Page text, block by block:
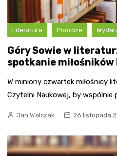
Literatura Podróże
Góry Sowie w
spotkanie miłośników
W miniony czwartek miłośnicy
Czytelni Naukowej, by wspólnie
Jan Walczak 26 listopada